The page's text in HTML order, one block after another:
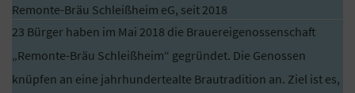
Remonte-Bräu Schleißheim eG, seit 2018
23 Bürger haben im Mai 2018 die Brauereigenossenschaft
„Remonte-Bräu Schleißheim“ gegründet. Die Genossen
knüpfen an eine jahrhundertealte Brautradition an. Ziel ist es,